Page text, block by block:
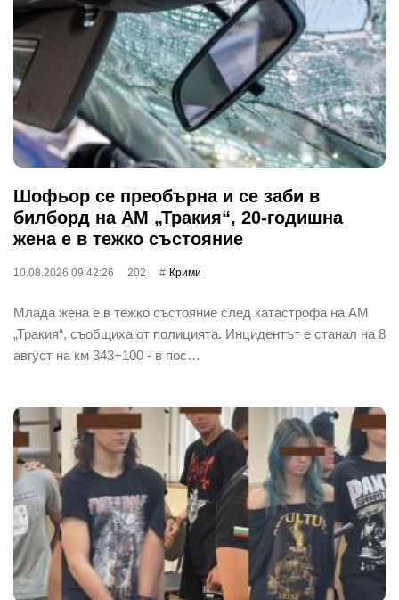
Шофьор се преобърна и се заби в
билборд на АМ „Тракия“, 20-годишна
жена е в тежко състояние
10.08.2026 09:42:26 202 Крими
Млада жена е в тежко състояние след катастрофа на АМ
„Тракия“, съобщиха от полицията. Инцидентът е станал на 8
август на км 343+100 - в пос…